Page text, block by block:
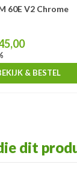
60E V2 Chrome
& BESTEL
dit